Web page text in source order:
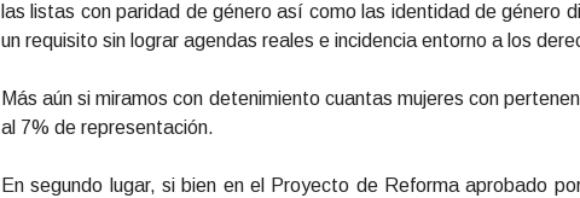
las listas con paridad de género así como las identidad de género
un requisito sin lograr agendas reales e incidencia entorno a los
Más aún si miramos con detenimiento cuantas mujeres con
al 7% de representación.
En segundo lugar, si bien en el Proyecto de Reforma aprobado